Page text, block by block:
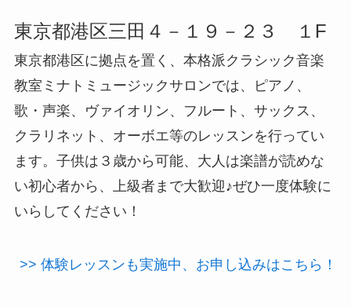
東京都港区三田４－１９－２３ １F
東京都港区に拠点を置く、本格派クラシック音楽
教室ミナトミュージックサロンでは、ピアノ、
歌・声楽、ヴァイオリン、フルート、サックス、
クラリネット、オーボエ等のレッスンを行ってい
ます。子供は３歳から可能、大人は楽譜が読めな
い初心者から、上級者まで大歓迎♪ぜひ一度体験に
いらしてください！
>> 体験レッスンも実施中、お申し込みはこちら！